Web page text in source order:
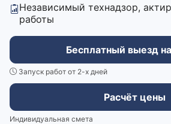
Независимый технадзор,
работы
Бесплатный выезд
Запуск работ от 2-х дней
Расчёт цены
Индивидуальная смета